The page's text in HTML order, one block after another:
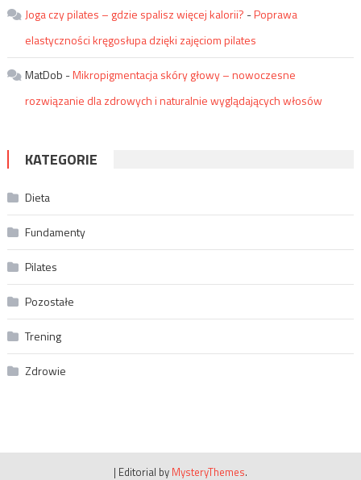
Joga czy pilates – gdzie spalisz więcej kalorii? -Poprawa
elastyczności kręgosłupa dzięki zajęciom pilates
MatDob -Mikropigmentacja skóry głowy – nowoczesne
rozwiązanie dla zdrowych i naturalnie wyglądających włosów
KATEGORIE
Dieta
Fundamenty
Pilates
Pozostałe
Trening
Zdrowie
| Editorial by MysteryThemes.